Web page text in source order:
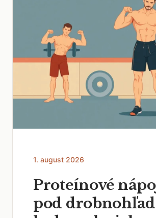
1. august 2026
Proteínové
pod